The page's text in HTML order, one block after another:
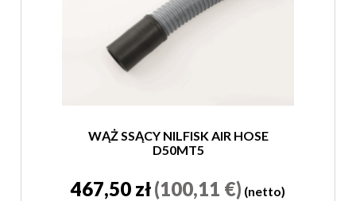
WĄŻ SSĄCY NILFISK AIR HOSE
D50MT5
467,50 zł(100,11 €) (netto)